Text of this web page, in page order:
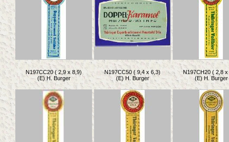
N197CC20 ( 2,9 x 8,9)
(E) H. Burger
N197CC50 ( 9,4 x 6,3)
(E) H. Burger
N197CH20 ( 2,8
(E) H. Burger